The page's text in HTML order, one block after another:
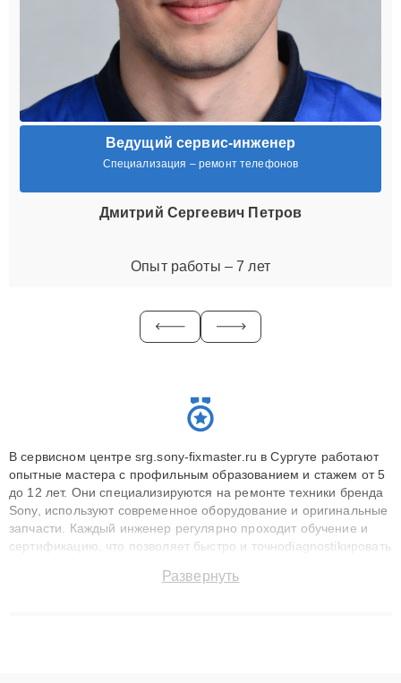
Ведущий сервис-инженер
Специализация – ремонт телефонов
Дмитрий Сергеевич Петров
Опыт работы – 7 лет
В сервисном центре srg.sony-fixmaster.ru в Сургуте работают
опытные мастера с профильным образованием и стажем от 5
до 12 лет. Они специализируются на ремонте техники бренда
Sony, используют современное оборудование и оригинальные
запчасти. Каждый инженер регулярно проходит обучение и
сертификацию, что позволяет быстро и точноdiagnostikировать
до 3 лет. Наши мастера решают сложные случаи: от замены
Развернуть